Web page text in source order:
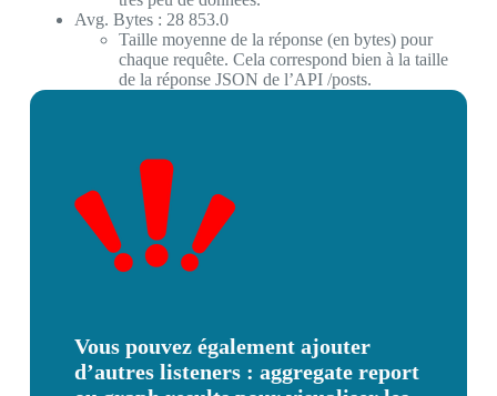
Avg. Bytes : 28 853.0
Taille moyenne de la réponse (en bytes) pour
chaque requête. Cela correspond bien à la taille
de la réponse JSON de l’API /posts.
Vous pouvez également ajouter
d’autres listeners : aggregate report